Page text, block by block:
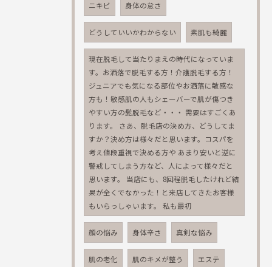
ニキビ 身体の怠さ
どうしていいかわからない 素肌も綺麗
現在脱毛して当たりまえの時代になっていま
す。お洒落で脱毛する方！介護脱毛する方！
ジュニアでも気になる部位やお洒落に敏感な
方も！敏感肌の人もシェーバーで肌が傷つき
やすい方の髭脱毛など・・・ 需要はすごくあ
ります。 さあ、脱毛店の決め方、どうしてま
すか？決め方は様々だと思います。コスパを
考え値段重視で決める方や あまり安いと逆に
警戒してしまう方など、人によって様々だと
思います。 当店にも、8回程脱毛したけれど結
果が全くでなかった！と来店してきたお客様
もいらっしゃいます。 私も最初
顔の悩み 身体辛さ 真剣な悩み
肌の老化 肌のキメが整う エステ